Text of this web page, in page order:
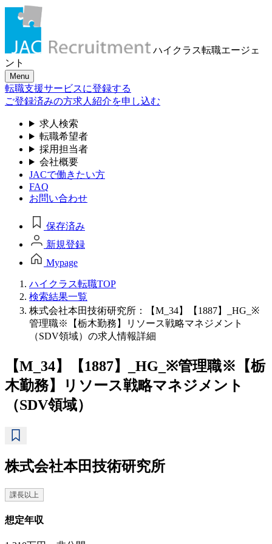
ハイクラス転職エージェ
ント
Menu
転職支援サービスに登録する
ご登録済みの方求人紹介を申し込む
求人検索
転職希望者
採用担当者
会社概要
JACで働きたい方
FAQ
お問い合わせ
保存済み
新規登録
Mypage
ハイクラス転職TOP
検索結果一覧
株式会社本田技術研究所：【M_34】【1887】_HG_※
管理職※【栃木勤務】リソース戦略マネジメント
（SDV領域）の求人情報詳細
【M_34】【1887】_HG_※管理職※【栃
木勤務】リソース戦略マネジメント
（SDV領域）
株式会社本田技術研究所
課長以上
想定年収